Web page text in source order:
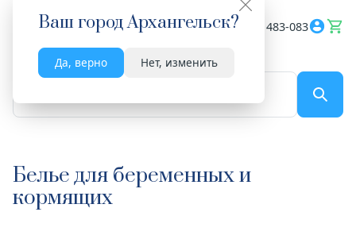
Ваш городАрхангельск?
Да, верно Нет, изменить
Весь сайт 8182 483-083
Белье для беременных и
кормящих